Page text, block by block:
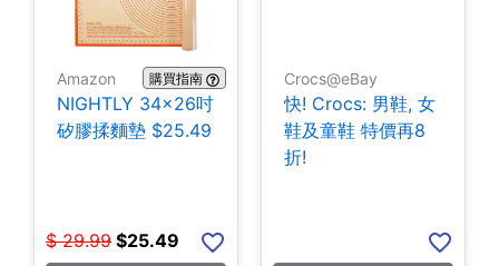
Amazon 購買指南
NIGHTLY 34x26吋
矽膠揉麵墊 $25.49
$ 29.99 $25.49
Crocs@eBay
快! Crocs: 男鞋, 女
鞋及童鞋 特價再8
折!